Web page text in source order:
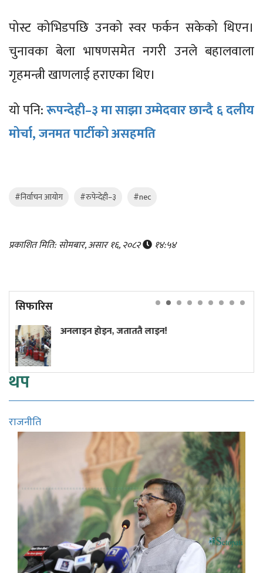
पोस्ट कोभिडपछि उनको स्वर फर्कन सकेको थिएन।
चुनावका बेला भाषणसमेत नगरी उनले बहालवाला
गृहमन्त्री खाणलाई हराएका थिए।
यो पनि:रूपन्देही–३ मा साझा उम्मेदवार छान्दै ६ दलीय
मोर्चा, जनमत पार्टीको असहमति
#निर्वाचन आयोग #रुपेन्देही–३ #nec
प्रकाशित मिति: सोमबार, असार १६, २०८२ १४:५४
सिफारिस
लाइन!
थप
राजनीति